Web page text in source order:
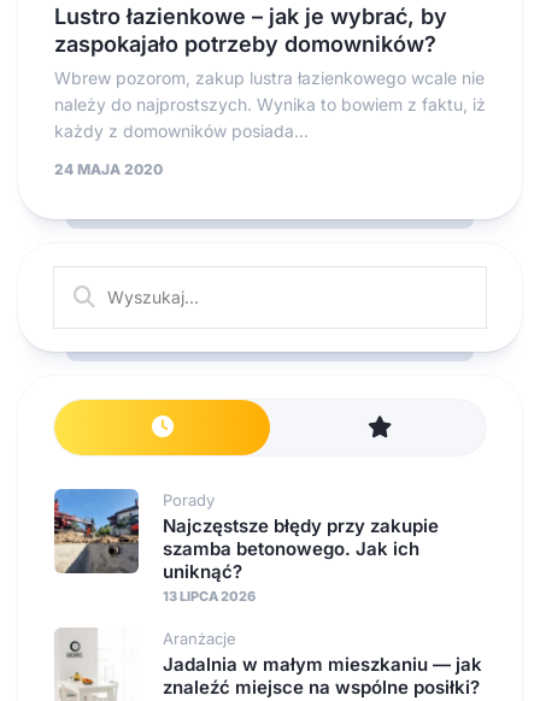
Lustro łazienkowe – jak je wybrać, by
zaspokajało potrzeby domowników?
Wbrew pozorom, zakup lustra łazienkowego wcale nie
należy do najprostszych. Wynika to bowiem z faktu, iż
każdy z domowników posiada...
24 MAJA 2020
Porady
Najczęstsze błędy przy zakupie
szamba betonowego. Jak ich
uniknąć?
13 LIPCA 2026
Aranżacje
Jadalnia w małym mieszkaniu — jak
znaleźć miejsce na wspólne posiłki?